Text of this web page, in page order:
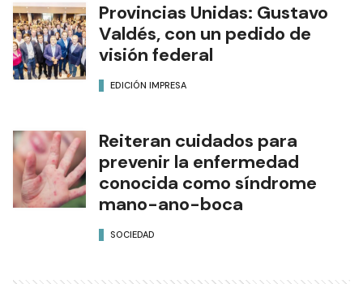
Provincias Unidas: Gustavo
Valdés, con un pedido de
visión federal
EDICIÓN IMPRESA
Reiteran cuidados para
prevenir la enfermedad
conocida como síndrome
mano-ano-boca
SOCIEDAD